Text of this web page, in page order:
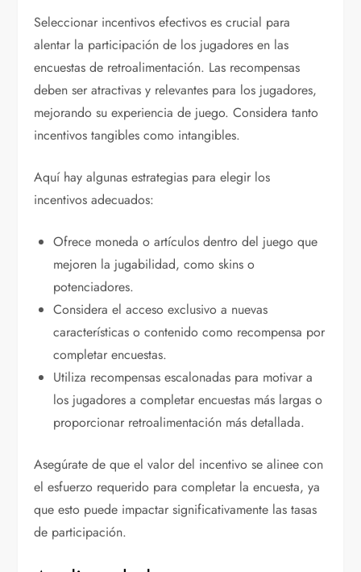
Seleccionar incentivos efectivos es crucial para
alentar la participación de los jugadores en las
encuestas de retroalimentación. Las recompensas
deben ser atractivas y relevantes para los jugadores,
mejorando su experiencia de juego. Considera tanto
incentivos tangibles como intangibles.
Aquí hay algunas estrategias para elegir los
incentivos adecuados:
Ofrece moneda o artículos dentro del juego que
mejoren la jugabilidad, como skins o
potenciadores.
Considera el acceso exclusivo a nuevas
características o contenido como recompensa por
completar encuestas.
Utiliza recompensas escalonadas para motivar a
los jugadores a completar encuestas más largas o
proporcionar retroalimentación más detallada.
Asegúrate de que el valor del incentivo se alinee con
el esfuerzo requerido para completar la encuesta, ya
que esto puede impactar significativamente las tasas
de participación.